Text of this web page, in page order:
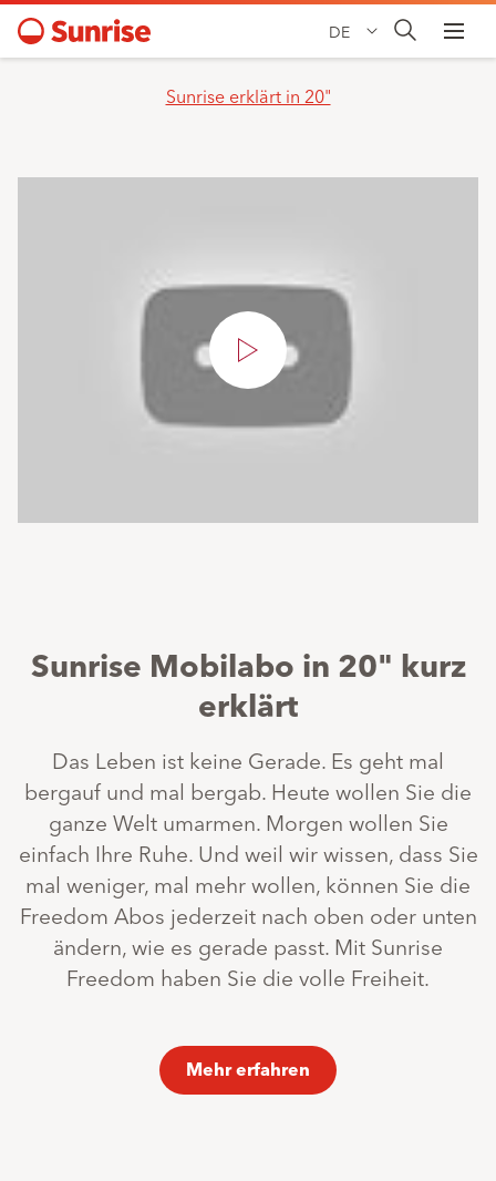
DE
Sunrise erklärt in 20"
abspielen
Sunrise Mobilabo in 20" kurz
erklärt
Das Leben ist keine Gerade. Es geht mal
bergauf und mal bergab. Heute wollen Sie die
ganze Welt umarmen. Morgen wollen Sie
einfach Ihre Ruhe. Und weil wir wissen, dass Sie
mal weniger, mal mehr wollen, können Sie die
Freedom Abos jederzeit nach oben oder unten
ändern, wie es gerade passt. Mit Sunrise
Freedom haben Sie die volle Freiheit.
Mehr erfahren